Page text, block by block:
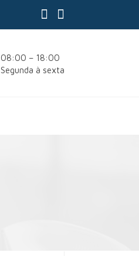
08:00 – 18:00
Segunda à sexta